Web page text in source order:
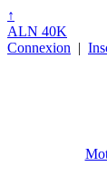
↑
ALN 40K
Connexion |